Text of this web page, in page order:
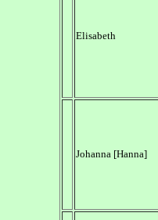
Elisabeth
Johanna [Hanna]